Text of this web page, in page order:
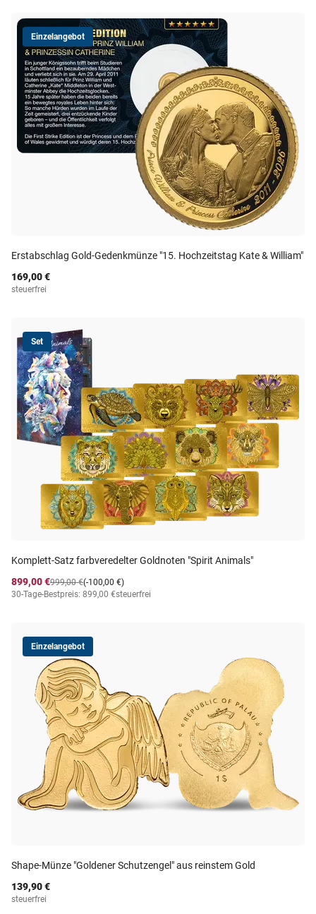
Einzelangebot
Erstabschlag Gold-Gedenkmünze "15. Hochzeitstag Kate & William"
169,00 €
steuerfrei
Set
Komplett-Satz farbveredelter Goldnoten "Spirit Animals"
899,00 €
(-100,00 €)
999,00 €
30-Tage-Bestpreis: 899,00 €steuerfrei
Einzelangebot
Shape-Münze "Goldener Schutzengel" aus reinstem Gold
139,90 €
steuerfrei